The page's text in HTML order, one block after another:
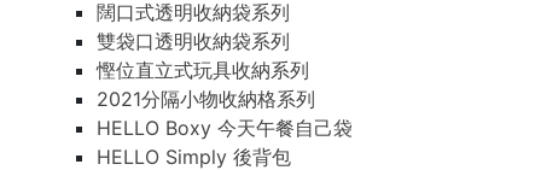
闊口式透明收納袋系列
雙袋口透明收納袋系列
慳位直立式玩具收納系列
2021分隔小物收納格系列
HELLO Boxy 今天午餐自己袋
HELLO Simply 後背包